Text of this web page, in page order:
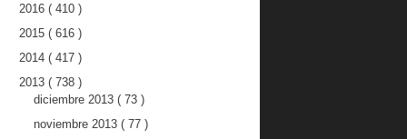
2016 ( 410 )
2015 ( 616 )
2014 ( 417 )
2013 ( 738 )
diciembre 2013 ( 73 )
noviembre 2013 ( 77 )